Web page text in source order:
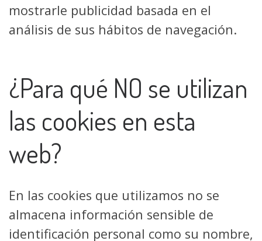
mostrarle publicidad basada en el
análisis de sus hábitos de navegación.
¿Para qué NO se utilizan
las cookies en esta
web?
En las cookies que utilizamos no se
almacena información sensible de
identificación personal como su nombre,